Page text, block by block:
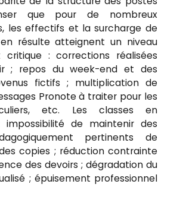
que pour de nombreux
les effectifs et la surcharge de
résulte atteignent un niveau
critique : corrections réalisées
; repos du week-end et des
fictifs ; multiplication de
Pronote à traiter pour les
etc. Les classes en
impossibilité de maintenir des
pertinents de
copies ; réduction contrainte
des devoirs ; dégradation du
; épuisement professionnel